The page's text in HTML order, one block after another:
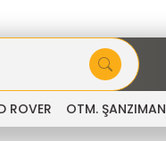
ROVER OTM. ŞANZIMAN